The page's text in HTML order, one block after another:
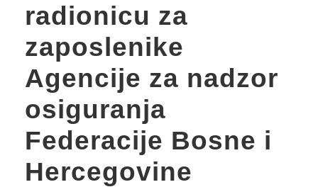
radionicu za
zaposlenike
Agencije za nadzor
osiguranja
Federacije Bosne i
Hercegovine